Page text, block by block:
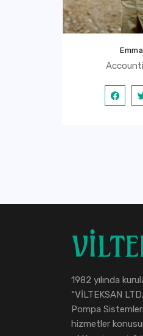
1982 yılında
“VİLTEKSAN
Pompa
hizmetler